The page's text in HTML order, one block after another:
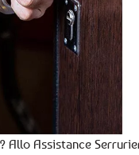
Allo Assistance